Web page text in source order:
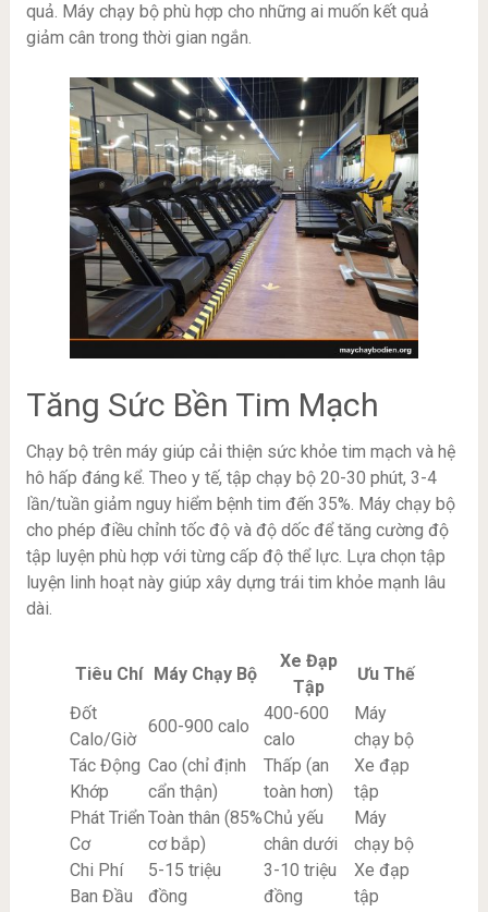
quả. Máy chạy bộ phù hợp cho những ai muốn kết quả
giảm cân trong thời gian ngắn.
Tăng Sức Bền Tim Mạch
Chạy bộ trên máy giúp cải thiện sức khỏe tim mạch và hệ
hô hấp đáng kể. Theo y tế, tập chạy bộ 20-30 phút, 3-4
lần/tuần giảm nguy hiểm bệnh tim đến 35%. Máy chạy bộ
cho phép điều chỉnh tốc độ và độ dốc để tăng cường độ
tập luyện phù hợp với từng cấp độ thể lực. Lựa chọn tập
luyện linh hoạt này giúp xây dựng trái tim khỏe mạnh lâu
dài.
Tiêu Chí Máy Chạy Bộ
Xe Đạp
Tập
Ưu Thế
Đốt
Calo/Giờ
600-900 calo
400-600
calo
Máy
chạy bộ
Tác Động
Khớp
Cao (chỉ định
cẩn thận)
Thấp (an
toàn hơn)
Xe đạp
tập
Phát Triển
Cơ
Toàn thân (85%
cơ bắp)
Chủ yếu
chân dưới
Máy
chạy bộ
Chi Phí
Ban Đầu
5-15 triệu
đồng
3-10 triệu
đồng
Xe đạp
tập